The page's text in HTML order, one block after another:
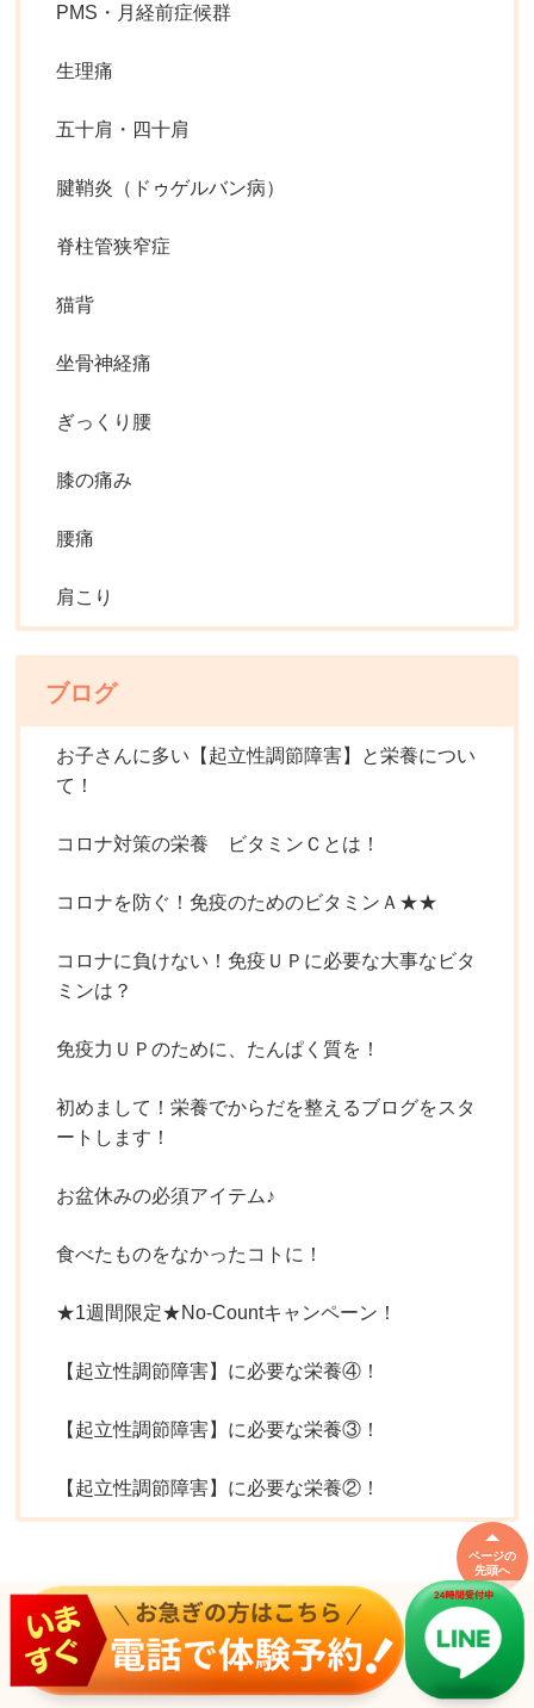
PMS・月経前症候群
生理痛
五十肩・四十肩
腱鞘炎（ドゥゲルバン病）
脊柱管狭窄症
猫背
坐骨神経痛
ぎっくり腰
膝の痛み
腰痛
肩こり
ブログ
お子さんに多い【起立性調節障害】と栄養につい
て！
コロナ対策の栄養 ビタミンＣとは！
コロナを防ぐ！免疫のためのビタミンＡ★★
コロナに負けない！免疫ＵＰに必要な大事なビタ
ミンは？
免疫力ＵＰのために、たんぱく質を！
初めまして！栄養でからだを整えるブログをスタ
ートします！
お盆休みの必須アイテム♪
食べたものをなかったコトに！
★1週間限定★No-Countキャンペーン！
【起立性調節障害】に必要な栄養④！
【起立性調節障害】に必要な栄養③！
【起立性調節障害】に必要な栄養②！
ページの
先頭へ